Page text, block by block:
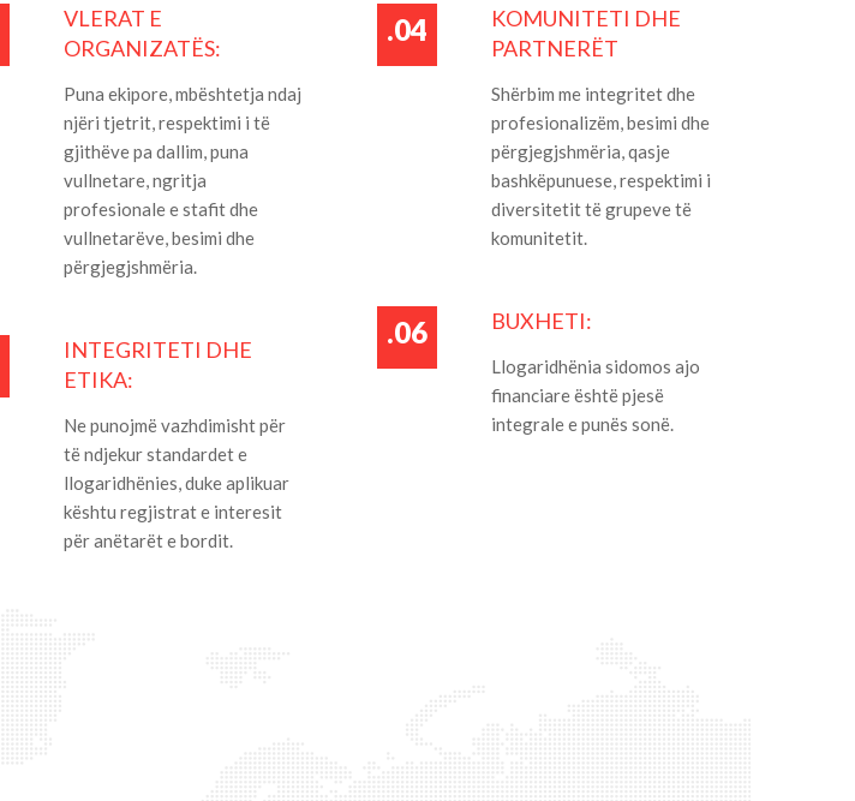
VLERAT E
ORGANIZATËS:
Puna ekipore, mbështetja ndaj
njëri tjetrit, respektimi i të
gjithëve pa dallim, puna
vullnetare, ngritja
profesionale e stafit dhe
vullnetarëve, besimi dhe
përgjegjshmëria.
INTEGRITETI DHE
ETIKA:
Ne punojmë vazhdimisht për
të ndjekur standardet e
llogaridhënies, duke aplikuar
kështu regjistrat e interesit
për anëtarët e bordit.
.04
KOMUNITETI DHE
PARTNERËT
Shërbim me integritet dhe
profesionalizëm, besimi dhe
përgjegjshmëria, qasje
bashkëpunuese, respektimi i
diversitetit të grupeve të
komunitetit.
.06 BUXHETI:
Llogaridhënia sidomos ajo
financiare është pjesë
integrale e punës sonë.